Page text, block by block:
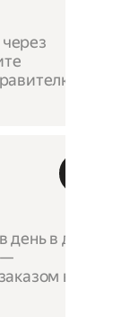
в день
—
в